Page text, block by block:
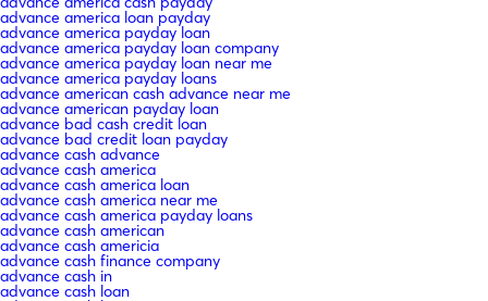
advance america loan payday
advance america payday loan
advance america payday loan company
advance america payday loan near me
advance america payday loans
advance american cash advance near me
advance american payday loan
advance bad cash credit loan
advance bad credit loan payday
advance cash advance
advance cash america
advance cash america loan
advance cash america near me
advance cash america payday loans
advance cash american
advance cash americia
advance cash finance company
advance cash in
advance cash loan